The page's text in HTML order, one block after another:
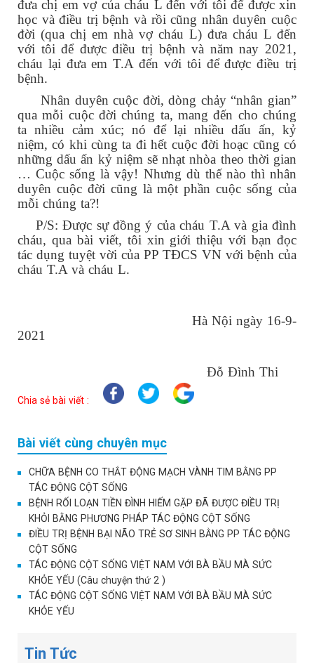
Tin Tức
đưa chị em vợ của cháu L đến với tôi để được xin
học và điều trị bệnh và rồi cũng nhân duyên cuộc
đời (qua chị em nhà vợ cháu L) đưa cháu L đến
với tôi để được điều trị bệnh và năm nay 2021,
cháu lại đưa em T.A đến với tôi để được điều trị
bệnh.
Nhân duyên cuộc đời, dòng chảy “nhân gian”
qua mỗi cuộc đời chúng ta, mang đến cho chúng
ta nhiều cảm xúc; nó để lại nhiều dấu ấn, kỷ
niệm, có khi cùng ta đi hết cuộc đời hoạc cũng có
những dấu ấn kỷ niệm sẽ nhạt nhòa theo thời gian
… Cuộc sống là vậy! Nhưng dù thế nào thì nhân
duyên cuộc đời cũng là một phần cuộc sống của
mỗi chúng ta?!
P/S: Được sự đồng ý của cháu T.A và gia đình
cháu, qua bài viết, tôi xin giới thiệu với bạn đọc
tác dụng tuyệt vời của PP TĐCS VN với bệnh của
cháu T.A và cháu L.
Hà Nội ngày 16-9-
2021
Đỗ Đình Thi
Chia sẻ bài viết :
Bài viết cùng chuyên mục
CHỮA BỆNH CO THẮT ĐỘNG MẠCH VÀNH TIM BẰNG PP
TÁC ĐỘNG CỘT SỐNG
BỆNH RỐI LOẠN TIỀN ĐÌNH HIẾM GẶP ĐÃ ĐƯỢC ĐIỀU TRỊ
KHỎI BẰNG PHƯƠNG PHÁP TÁC ĐỘNG CỘT SỐNG
ĐIỀU TRỊ BỆNH BẠI NÃO TRẺ SƠ SINH BẰNG PP TÁC ĐỘNG
CỘT SỐNG
TÁC ĐỘNG CỘT SỐNG VIỆT NAM VỚI BÀ BẦU MÀ SỨC
KHỎE YẾU (Câu chuyện thứ 2 )
TÁC ĐỘNG CỘT SỐNG VIỆT NAM VỚI BÀ BẦU MÀ SỨC
KHỎE YẾU